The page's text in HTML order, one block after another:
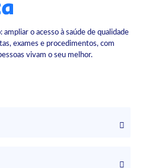
ampliar o acesso à saúde de qualidade
exames e procedimentos, com
vivam o seu melhor.